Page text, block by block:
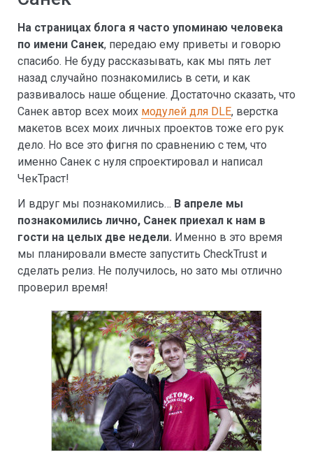
На страницах блога я часто упоминаю человека
по имени Санек, передаю ему приветы и говорю
спасибо. Не буду рассказывать, как мы пять лет
назад случайно познакомились в сети, и как
развивалось наше общение. Достаточно сказать, что
Санек автор всех моих модулей для DLE, верстка
макетов всех моих личных проектов тоже его рук
дело. Но все это фигня по сравнению с тем, что
именно Санек с нуля спроектировал и написал
ЧекТраст!
И вдруг мы познакомились… В апреле мы
познакомились лично, Санек приехал к нам в
гости на целых две недели. Именно в это время
мы планировали вместе запустить CheckTrust и
сделать релиз. Не получилось, но зато мы отлично
проверил время!